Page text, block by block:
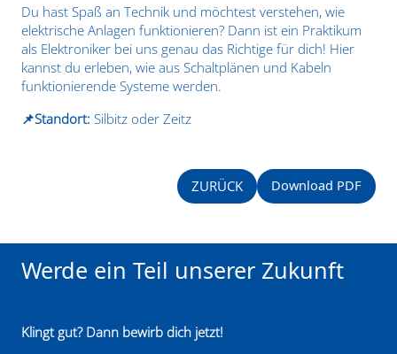
Du hast Spaß an Technik und möchtest verstehen, wie
elektrische Anlagen funktionieren? Dann ist ein Praktikum
als Elektroniker bei uns genau das Richtige für dich! Hier
kannst du erleben, wie aus Schaltplänen und Kabeln
funktionierende Systeme werden.
📌Standort: Silbitz oder Zeitz
ZURÜCK Download PDF
Werde ein Teil unserer Zukunft
Klingt gut? Dann bewirb dich jetzt!